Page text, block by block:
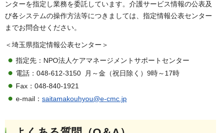
ンターを指定し業務を委託しています。介護サービス情報の公表及
び各システムの操作方法等につきましては、指定情報公表センター
までお問合せください。
＜埼玉県指定情報公表センター＞
指定先：NPO法人ケアマネージメントサポートセンター
電話：048-612-3150 月～金（祝日除く）9時～17時
Fax：048-840-1921
e-mail： saitamakouhyou@e-cmc.jp